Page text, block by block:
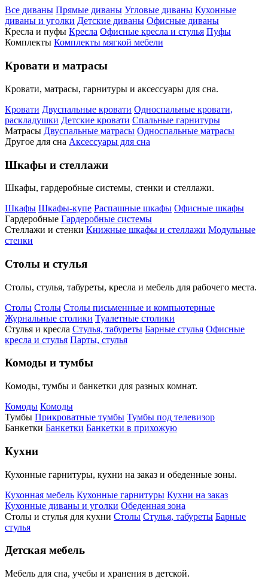
Все диваны Прямые диваны Угловые диваны Кухонные
диваны и уголки Детские диваны Офисные диваны
Кресла и пуфы Кресла Офисные кресла и стулья Пуфы
Комплекты Комплекты мягкой мебели
Кровати и матрасы
Кровати, матрасы, гарнитуры и аксессуары для сна.
Кровати Двуспальные кровати Односпальные кровати,
раскладушки Детские кровати Спальные гарнитуры
Матрасы Двуспальные матрасы Односпальные матрасы
Другое для сна Аксессуары для сна
Шкафы и стеллажи
Шкафы, гардеробные системы, стенки и стеллажи.
Шкафы Шкафы-купе Распашные шкафы Офисные шкафы
Гардеробные Гардеробные системы
Стеллажи и стенки Книжные шкафы и стеллажи Модульные
стенки
Столы и стулья
Столы, стулья, табуреты, кресла и мебель для рабочего места.
Столы Столы Столы письменные и компьютерные
Журнальные столики Туалетные столики
Стулья и кресла Стулья, табуреты Барные стулья Офисные
кресла и стулья Парты, стулья
Комоды и тумбы
Комоды, тумбы и банкетки для разных комнат.
Комоды Комоды
Тумбы Прикроватные тумбы Тумбы под телевизор
Банкетки Банкетки Банкетки в прихожую
Кухни
Кухонные гарнитуры, кухни на заказ и обеденные зоны.
Кухонная мебель Кухонные гарнитуры Кухни на заказ
Кухонные диваны и уголки Обеденная зона
Столы и стулья для кухни Столы Стулья, табуреты Барные
стулья
Детская мебель
Мебель для сна, учебы и хранения в детской.